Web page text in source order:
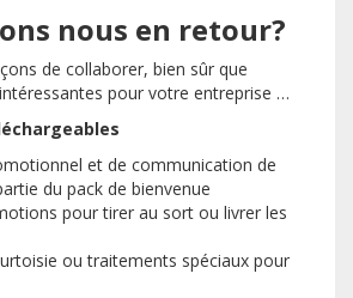
nous en retour?
de collaborer, bien sûr que
pour votre entreprise …
et de communication de
du pack de bienvenue
pour tirer au sort ou livrer les
ou traitements spéciaux pour